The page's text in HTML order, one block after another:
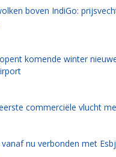
boven IndiGo:
komende winter
commerciële vlucht
nu verbonden met